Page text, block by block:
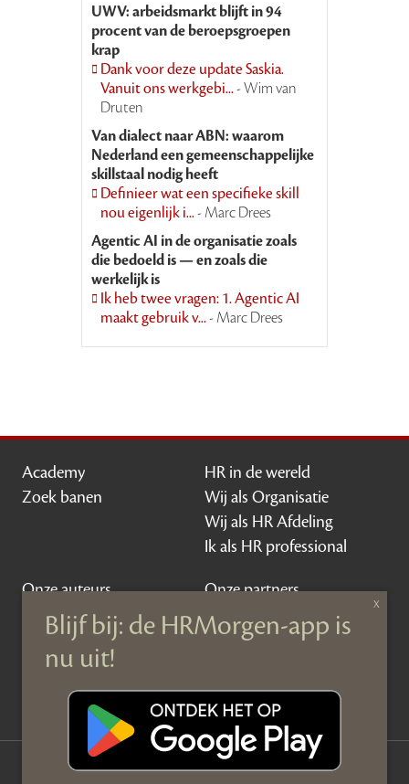
UWV: arbeidsmarkt blijft in 94
procent van de beroepsgroepen
krap
Dank voor deze update Saskia.
Vanuit ons werkgebi...- Wim van
Druten
Van dialect naar ABN: waarom
Nederland een gemeenschappelijke
skillstaal nodig heeft
Definieer wat een specifieke skill
nou eigenlijk i...- Marc Drees
Agentic AI in de organisatie zoals
die bedoeld is — en zoals die
werkelijk is
Ik heb twee vragen: 1. Agentic AI
maakt gebruik v...- Marc Drees
Academy
Zoek banen
HR in de wereld
Wij als Organisatie
Wij als HR Afdeling
Ik als HR professional
Onze auteurs
Onze partners
Sponsoring
Over HRMorgen